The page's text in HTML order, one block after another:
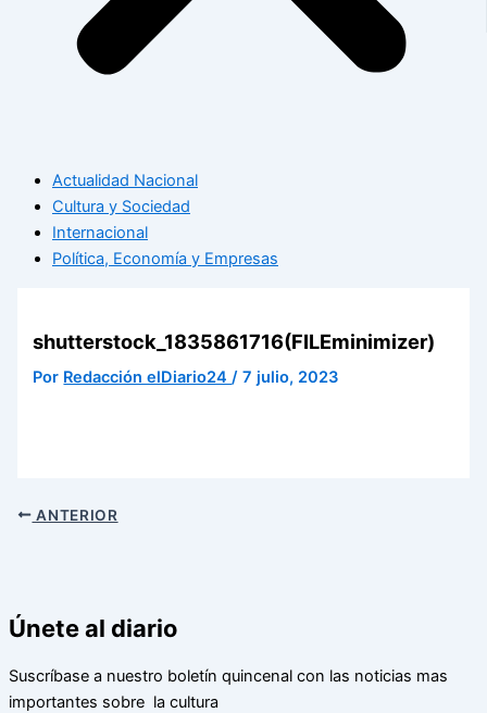
Actualidad Nacional
Cultura y Sociedad
Internacional
Política, Economía y Empresas
shutterstock_1835861716(FILEminimizer)
Por Redacción elDiario24 /7 julio, 2023
ANTERIOR
Únete al diario
Suscríbase a nuestro boletín quincenal con las noticias mas
importantes sobre la cultura